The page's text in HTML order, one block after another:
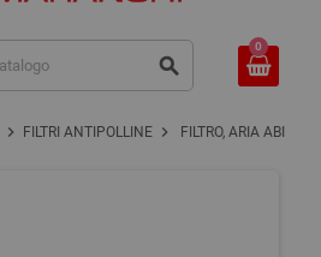
search
0
chevron_right FILTRI ANTIPOLLINE chevron_right FILTRO, ARIA